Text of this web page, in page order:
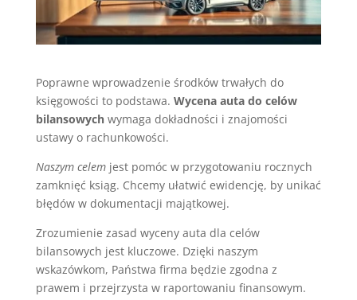
Poprawne wprowadzenie środków trwałych do
księgowości to podstawa. Wycena auta do celów
bilansowychwymaga dokładności i znajomości
ustawy o rachunkowości.
Naszym celemjest pomóc w przygotowaniu rocznych
zamknięć ksiąg. Chcemy ułatwić ewidencję, by unikać
błędów w dokumentacji majątkowej.
Zrozumienie zasad wyceny auta dla celów
bilansowych jest kluczowe. Dzięki naszym
wskazówkom, Państwa firma będzie zgodna z
prawem i przejrzysta w raportowaniu finansowym.